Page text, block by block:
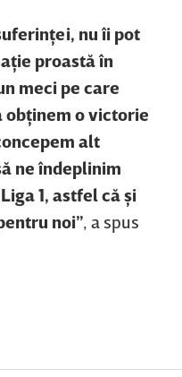
nu îi pot
proastă în
meci pe care
obţinem o victorie
alt
ne îndeplinim
1, astfel că şi
noi” , a spus